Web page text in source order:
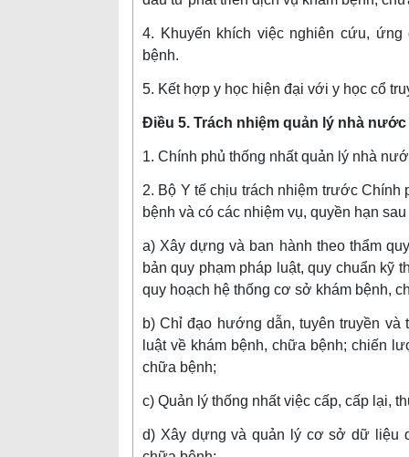
4. Khuyến khích việc nghiên cứu,
bệnh.
5. Kết hợp y học hiện đại với y học cổ
Điều 5. Trách nhiệm quản lý nhà
1. Chính phủ thống nhất quản lý nhà
2. Bộ Y tế chịu trách nhiệm trước
bệnh và có các nhiệm vụ, quyền hạn
a) Xây dựng và ban hành theo thẩm
bản quy phạm pháp luật, quy chuẩn kỹ
quy hoạch hệ thống cơ sở khám bệnh,
b) Chỉ đạo hướng dẫn, tuyên truyền
luật về khám bệnh, chữa bệnh; chiến
chữa bệnh;
c) Quản lý thống nhất việc cấp, cấp lại,
d) Xây dựng và quản lý cơ sở dữ liệu